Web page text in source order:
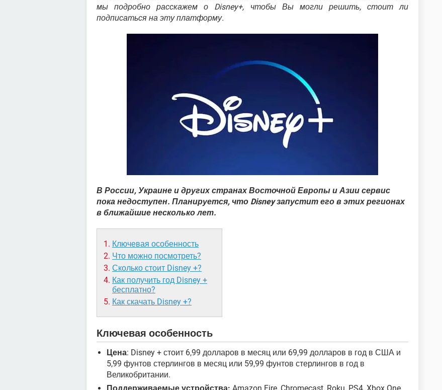
мы подробно расскажем о Disney+, чтобы Вы могли решить, стоит ли
подписаться на эту платформу.
В России, Украине и других странах Восточной Европы и Азии сервис
пока недоступен. Планируется, что Disney запустит его в этих регионах
в ближайшие несколько лет.
Ключевая особенность
Что можно посмотреть?
Сколько стоит Disney +?
Как получить год Disney +
бесплатно?
Как скачать Disney +?
Ключевая особенность
Цена: Disney + стоит 6,99 долларов в месяц или 69,99 долларов в год в США и
5,99 фунтов стерлингов в месяц или 59,99 фунтов стерлингов в год в
Великобритании.